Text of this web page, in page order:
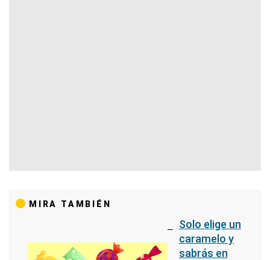
MIRA TAMBIÉN
Solo elige un
caramelo y
sabrás en